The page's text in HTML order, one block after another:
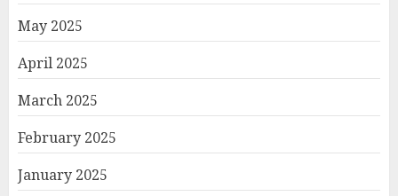
May 2025
April 2025
March 2025
February 2025
January 2025